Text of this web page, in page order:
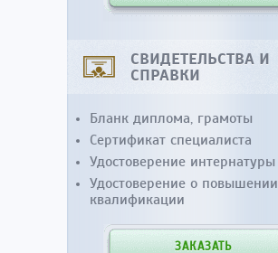
СВИДЕТЕЛЬСТВА И
СПРАВКИ
Бланк диплома, грамоты
Сертификат специалиста
Удостоверение интернатуры
Удостоверение о повышении
квалификации
ЗАКАЗАТЬ